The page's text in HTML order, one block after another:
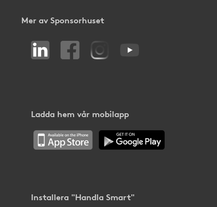
Mer av Sponsorhuset
Ladda hem vår mobilapp
Installera "Handla Smart"